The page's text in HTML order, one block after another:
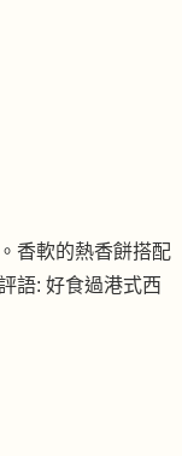
香軟的熱香餅搭配
語: 好食過港式西